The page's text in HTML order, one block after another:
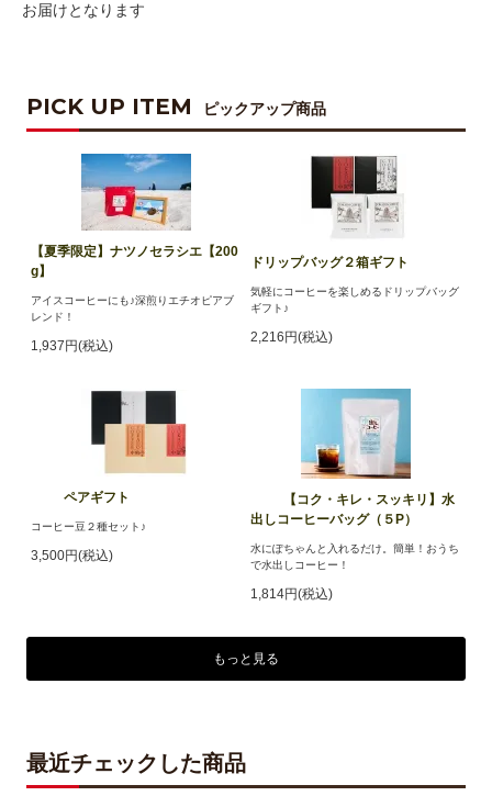
お届けとなります
PICK UP ITEM ピックアップ商品
【夏季限定】ナツノセラシエ【200
g】
アイスコーヒーにも♪深煎りエチオピアブ
レンド！
1,937円(税込)
ドリップバッグ２箱ギフト
気軽にコーヒーを楽しめるドリップバッグ
ギフト♪
2,216円(税込)
ペアギフト
コーヒー豆２種セット♪
3,500円(税込)
【コク・キレ・スッキリ】水
出しコーヒーバッグ（５P）
水にぽちゃんと入れるだけ。簡単！おうち
で水出しコーヒー！
1,814円(税込)
もっと見る
最近チェックした商品